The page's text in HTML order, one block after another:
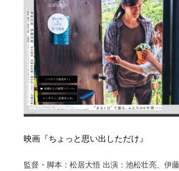
映画『ちょっと思い出しただけ』
監督・脚本：松居⼤悟 出演：池松壮亮、伊